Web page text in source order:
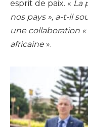
esprit de paix. « La
nos pays », a-t-il
une collaboration
africaine ».